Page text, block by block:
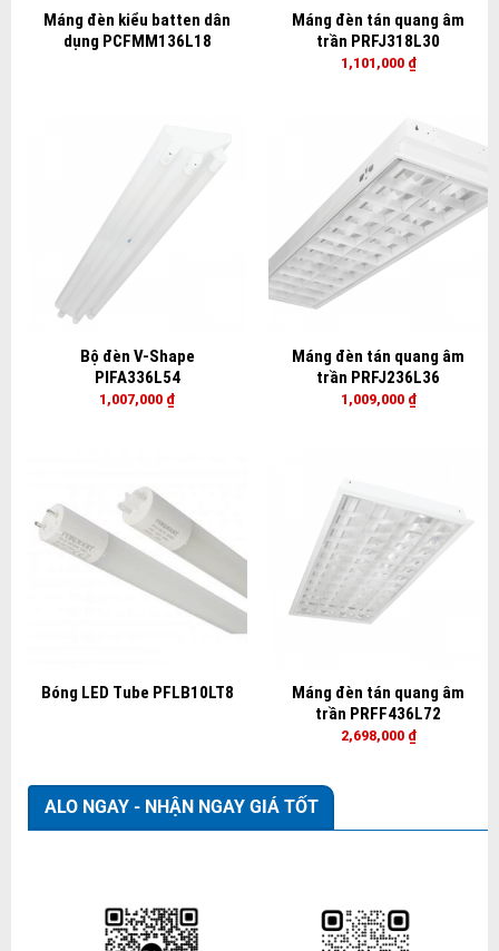
Máng đèn kiểu batten dân
dụng PCFMM136L18
Máng đèn tán quang âm
trần PRFJ318L30
1,101,000 ₫
Bộ đèn V-Shape
PIFA336L54
1,007,000 ₫
Máng đèn tán quang âm
trần PRFJ236L36
1,009,000 ₫
Bóng LED Tube PFLB10LT8
Máng đèn tán quang âm
trần PRFF436L72
2,698,000 ₫
ALO NGAY - NHẬN NGAY GIÁ TỐT